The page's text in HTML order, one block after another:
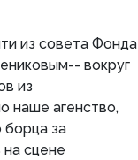
из совета Фонда
вокруг
из
наше агенство,
борца за
сцене